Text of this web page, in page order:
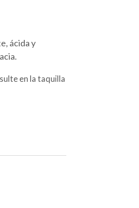
ácida y
en la taquilla